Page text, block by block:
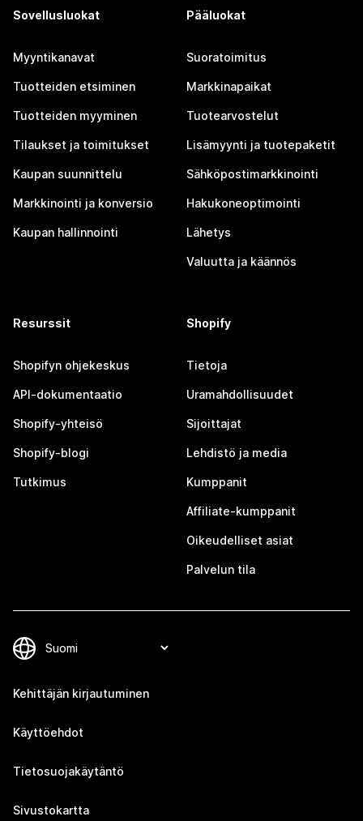
Sovellusluokat
Myyntikanavat
Tuotteiden etsiminen
Tuotteiden myyminen
Tilaukset ja toimitukset
Kaupan suunnittelu
Markkinointi ja konversio
Kaupan hallinnointi
Pääluokat
Suoratoimitus
Markkinapaikat
Tuotearvostelut
Lisämyynti ja tuotepaketit
Sähköpostimarkkinointi
Hakukoneoptimointi
Lähetys
Valuutta ja käännös
Resurssit
Shopifyn ohjekeskus
API-dokumentaatio
Shopify-yhteisö
Shopify-blogi
Tutkimus
Shopify
Tietoja
Uramahdollisuudet
Sijoittajat
Lehdistö ja media
Kumppanit
Affiliate-kumppanit
Oikeudelliset asiat
Palvelun tila
Kehittäjän kirjautuminen
Käyttöehdot
Tietosuojakäytäntö
Sivustokartta